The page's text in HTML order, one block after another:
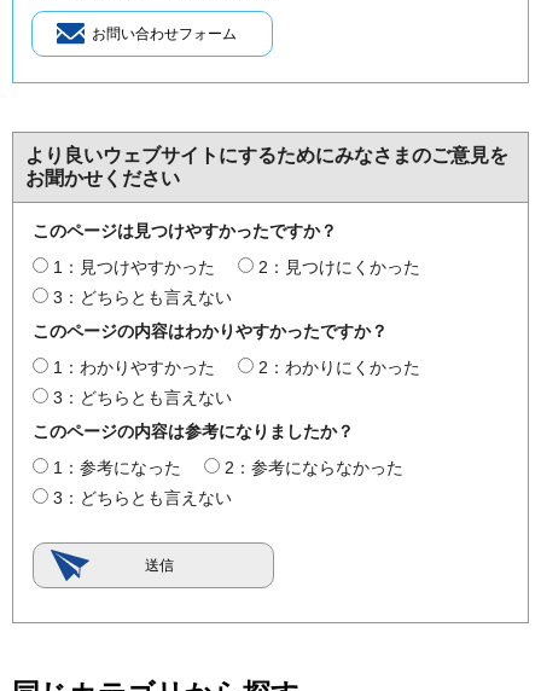
より良いウェブサイトにするためにみなさまのご意見を
お聞かせください
このページは見つけやすかったですか？
1：見つけやすかった
2：見つけにくかった
3：どちらとも言えない
このページの内容はわかりやすかったですか？
1：わかりやすかった
2：わかりにくかった
3：どちらとも言えない
このページの内容は参考になりましたか？
1：参考になった
2：参考にならなかった
3：どちらとも言えない